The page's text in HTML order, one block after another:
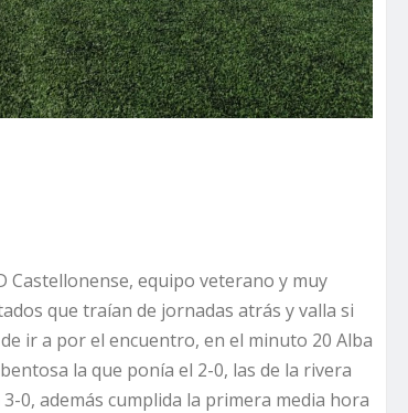
Castellonense, equipo veterano y muy
que traían de jornadas atrás y valla si
ir a por el encuentro, en el minuto 20 Alba
la que ponía el 2-0, las de la rivera
0, además cumplida la primera media hora